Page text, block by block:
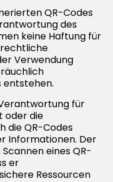
QR-Codes
des
keine Haftung für
Verwendung
entstehen.
für
oder die
die QR-Codes
Informationen. Der
eines QR-
er
Ressourcen